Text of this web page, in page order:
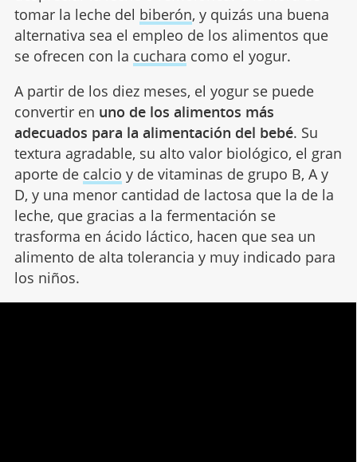
tomar la leche del biberón, y quizás una buena
alternativa sea el empleo de los alimentos que
se ofrecen con la cuchara como el yogur.
A partir de los diez meses, el yogur se puede
convertir en uno de los alimentos más
adecuados para la alimentación del bebé. Su
textura agradable, su alto valor biológico, el gran
aporte de calcio y de vitaminas de grupo B, A y
D, y una menor cantidad de lactosa que la de la
leche, que gracias a la fermentación se
trasforma en ácido láctico, hacen que sea un
alimento de alta tolerancia y muy indicado para
los niños.